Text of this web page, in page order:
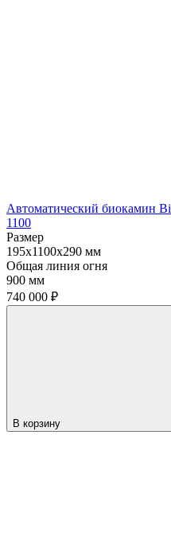
Автоматический биокамин
1100
Размер
195x1100x290 мм
Общая линия огня
900 мм
740 000 ₽
В корзину